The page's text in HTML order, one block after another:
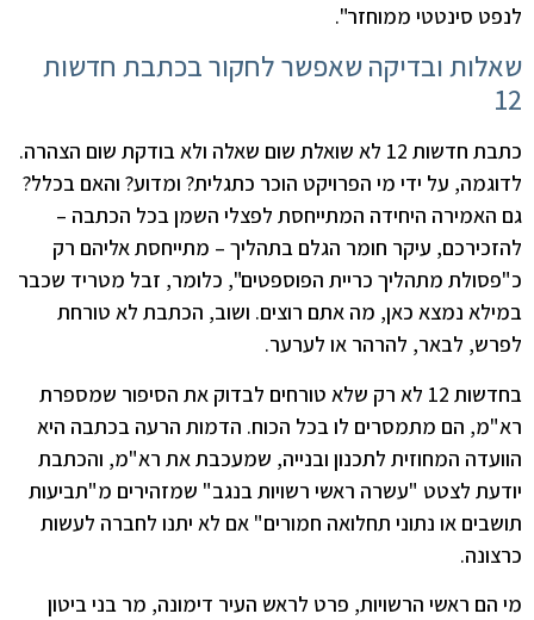
לנפט סינטטי ממוחזר".
שאלות ובדיקה שאפשר לחקור בכתבת חדשות
12
כתבת חדשות 12 לא שואלת שום שאלה ולא בודקת שום הצהרה.
לדוגמה, על ידי מי הפרויקט הוכר כתגלית? ומדוע? והאם בכלל?
גם האמירה היחידה המתייחסת לפצלי השמן בכל הכתבה –
להזכירכם, עיקר חומר הגלם בתהליך – מתייחסת אליהם רק
כ"פסולת מתהליך כריית הפוספטים", כלומר, זבל מטריד שכבר
במילא נמצא כאן, מה אתם רוצים. ושוב, הכתבת לא טורחת
לפרש, לבאר, להרהר או לערער.
בחדשות 12 לא רק שלא טורחים לבדוק את הסיפור שמספרת
רא"מ, הם מתמסרים לו בכל הכוח. הדמות הרעה בכתבה היא
הוועדה המחוזית לתכנון ובנייה, שמעכבת את רא"מ, והכתבת
יודעת לצטט "עשרה ראשי רשויות בנגב" שמזהירים מ"תביעות
תושבים או נתוני תחלואה חמורים" אם לא יתנו לחברה לעשות
כרצונה.
מי הם ראשי הרשויות, פרט לראש העיר דימונה, מר בני ביטון